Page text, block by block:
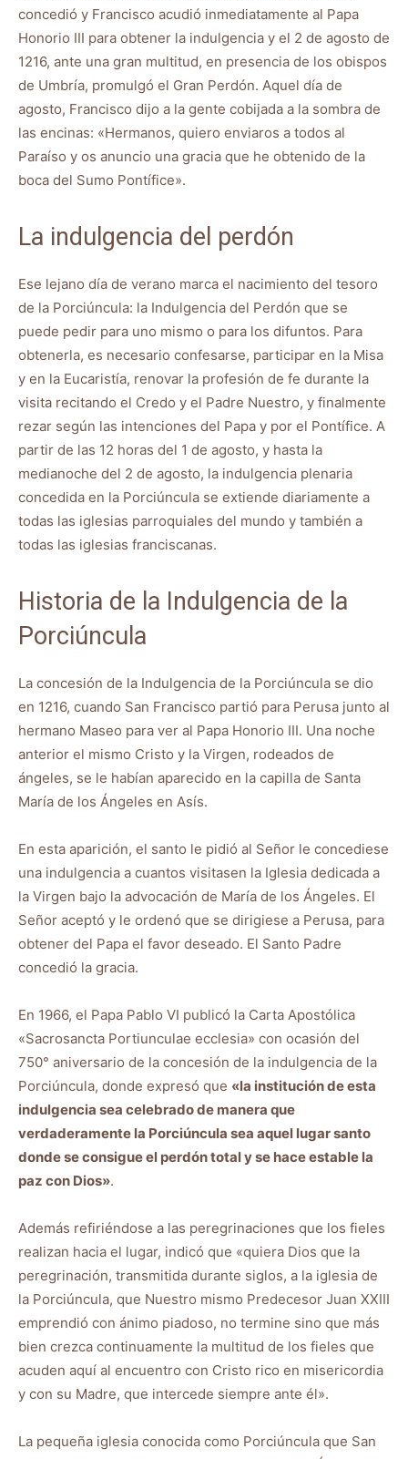
concedió y Francisco acudió inmediatamente al Papa
Honorio III para obtener la indulgencia y el 2 de agosto de
1216, ante una gran multitud, en presencia de los obispos
de Umbría, promulgó el Gran Perdón. Aquel día de
agosto, Francisco dijo a la gente cobijada a la sombra de
las encinas: «Hermanos, quiero enviaros a todos al
Paraíso y os anuncio una gracia que he obtenido de la
boca del Sumo Pontífice».
La indulgencia del perdón
Ese lejano día de verano marca el nacimiento del tesoro
de la Porciúncula: la Indulgencia del Perdón que se
puede pedir para uno mismo o para los difuntos. Para
obtenerla, es necesario confesarse, participar en la Misa
y en la Eucaristía, renovar la profesión de fe durante la
visita recitando el Credo y el Padre Nuestro, y finalmente
rezar según las intenciones del Papa y por el Pontífice. A
partir de las 12 horas del 1 de agosto, y hasta la
medianoche del 2 de agosto, la indulgencia plenaria
concedida en la Porciúncula se extiende diariamente a
todas las iglesias parroquiales del mundo y también a
todas las iglesias franciscanas.
Historia de la Indulgencia de la
Porciúncula
La concesión de la Indulgencia de la Porciúncula se dio
en 1216, cuando San Francisco partió para Perusa junto al
hermano Maseo para ver al Papa Honorio III. Una noche
anterior el mismo Cristo y la Virgen, rodeados de
ángeles, se le habían aparecido en la capilla de Santa
María de los Ángeles en Asís.
En esta aparición, el santo le pidió al Señor le concediese
una indulgencia a cuantos visitasen la Iglesia dedicada a
la Virgen bajo la advocación de María de los Ángeles. El
Señor aceptó y le ordenó que se dirigiese a Perusa, para
obtener del Papa el favor deseado. El Santo Padre
concedió la gracia.
En 1966, el Papa Pablo VI publicó la Carta Apostólica
«Sacrosancta Portiunculae ecclesia» con ocasión del
750° aniversario de la concesión de la indulgencia de la
Porciúncula, donde expresó que «la institución de esta
indulgencia sea celebrado de manera que
verdaderamente la Porciúncula sea aquel lugar santo
donde se consigue el perdón total y se hace estable la
paz con Dios».
Además refiriéndose a las peregrinaciones que los fieles
realizan hacia el lugar, indicó que «quiera Dios que la
peregrinación, transmitida durante siglos, a la iglesia de
la Porciúncula, que Nuestro mismo Predecesor Juan XXIII
emprendió con ánimo piadoso, no termine sino que más
bien crezca continuamente la multitud de los fieles que
acuden aquí al encuentro con Cristo rico en misericordia
y con su Madre, que intercede siempre ante él».
La pequeña iglesia conocida como Porciúncula que San